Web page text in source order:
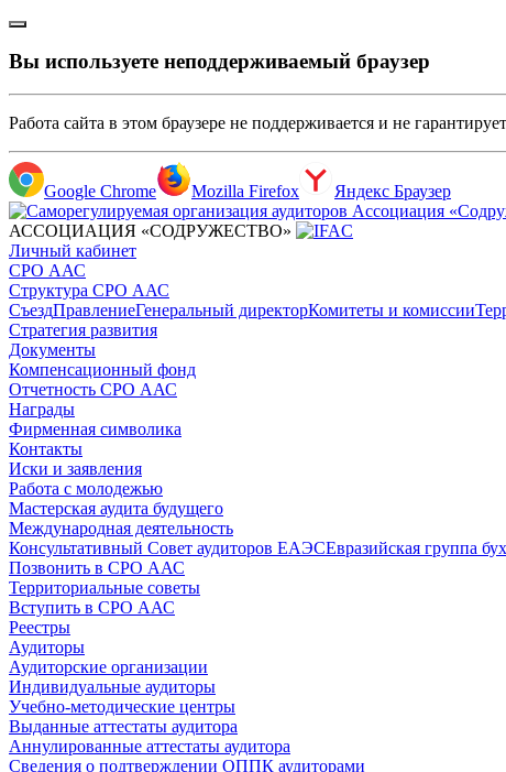
Вы используете неподдерживаемый браузер
Работа сайта в этом браузере не поддерживается и не
Google Chrome Mozilla Firefox
Яндекс Браузер
АССОЦИАЦИЯ «СОДРУЖЕСТВО»
Личный кабинет
СРО ААС
Структура СРО ААС
СъездПравлениеГенеральный директорКомитеты и комиссии
Стратегия развития
Документы
Компенсационный фонд
Отчетность СРО ААС
Награды
Фирменная символика
Контакты
Иски и заявления
Работа с молодежью
Мастерская аудита будущего
Международная деятельность
Консультативный Совет аудиторов ЕАЭСЕвразийская группа
Позвонить в СРО ААС
Территориальные советы
Вступить в СРО ААС
Реестры
Аудиторы
Аудиторские организации
Индивидуальные аудиторы
Учебно-методические центры
Выданные аттестаты аудитора
Аннулированные аттестаты аудитора
Сведения о подтверждении ОППК аудиторами